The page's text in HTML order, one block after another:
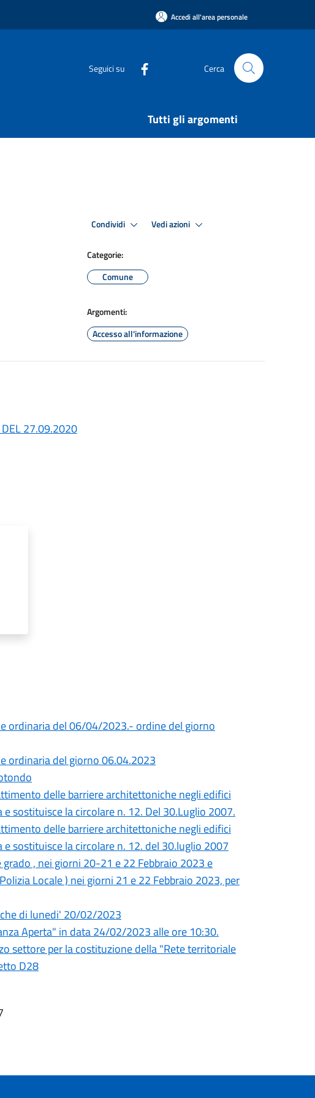
Accedi all'area personale
Seguici su Cerca
Tutti gli argomenti
Condividi Vedi azioni
Categorie:
Comune
Argomenti:
Accesso all'informazione
DEL 27.09.2020
ordinaria del 06/04/2023.- ordine del giorno
ordinaria del giorno 06.04.2023
delle barriere architettoniche negli edifici
sostituisce la circolare n. 12. Del 30.Luglio 2007.
delle barriere architettoniche negli edifici
sostituisce la circolare n. 12. del 30.luglio 2007
, nei giorni 20-21 e 22 Febbraio 2023 e
Locale ) nei giorni 21 e 22 Febbraio 2023, per
di lunedi' 20/02/2023
Aperta" in data 24/02/2023 alle ore 10:30.
settore per la costituzione della "Rete territoriale
D28